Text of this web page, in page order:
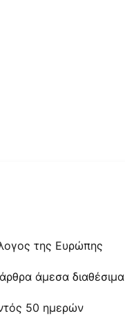
της Ευρώπης
άμεσα διαθέσιμα
50 ημερών